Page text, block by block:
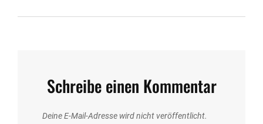
Schreibe einen Kommentar
Deine E-Mail-Adresse wird nicht veröffentlicht.